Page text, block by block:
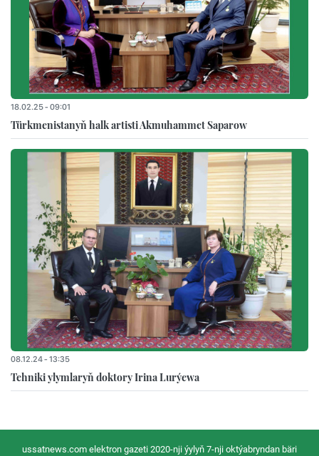
18.02.25 - 09:01
Türkmenistanyň halk artisti Akmuhammet Saparow
08.12.24 - 13:35
Tehniki ylymlaryň doktory Irina Lurýewa
ussatnews.com elektron gazeti 2020-nji ýylyň 7-nji oktýabryndan bäri